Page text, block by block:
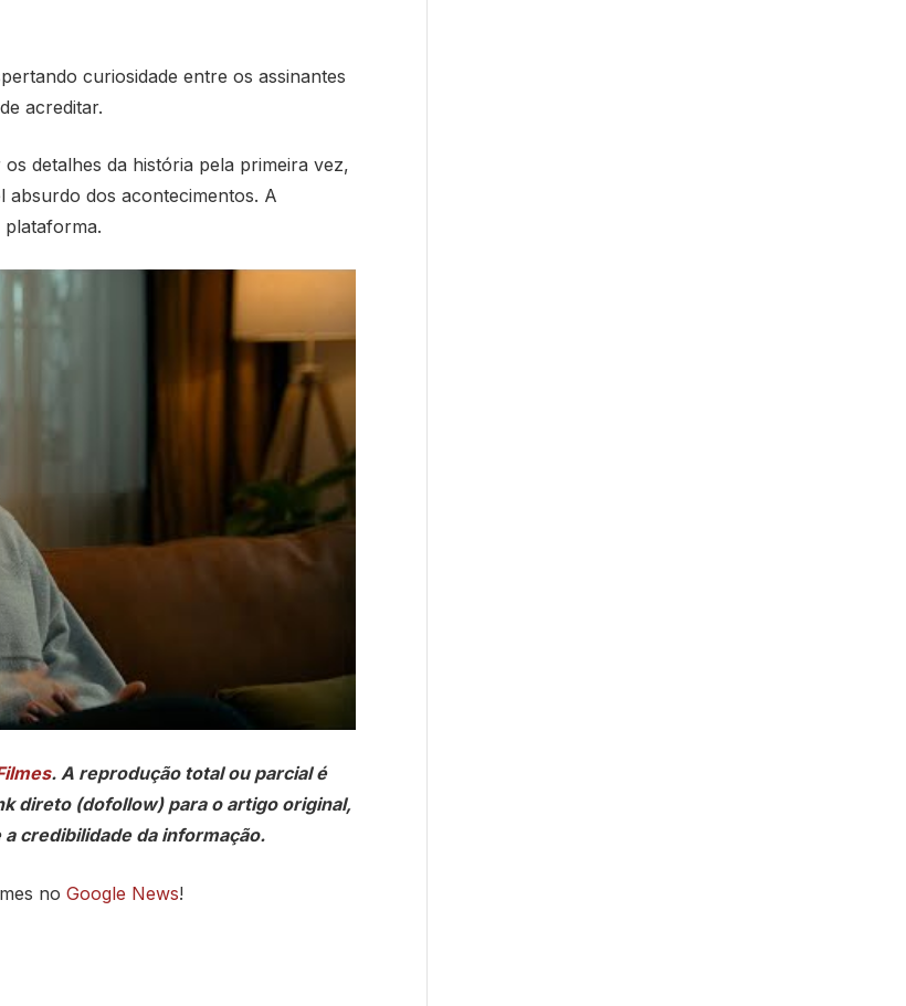
curiosidade entre os assinantes
acreditar.
detalhes da história pela primeira vez,
dos acontecimentos. A
plataforma.
. A reprodução total ou parcial é
direto (dofollow) para o artigo original,
credibilidade da informação.
no Google News!